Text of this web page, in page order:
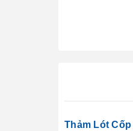
Thảm Lót Cốp